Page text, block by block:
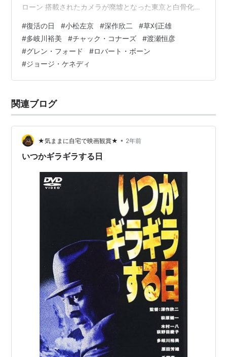
ローン 搭載されたカメラが廃墟となった東京と白骨化し
帰りたいと マクラウド艦長（チャック・コナーズ） に訴
えます 地震研究者で南極日本隊の吉住（草刈正雄）は別
れた恋人で 妊娠中だった則子（多岐川裕美）のことを思
い出していました アイディアは逸品 ストーリーそのもの
は面白かったです 問題は演技もヘタさと、演出のまずさ
#復活の日 #小松左京 #深作欣二 #草刈正雄
#多岐川裕美 #チャック・コナーズ #渡瀬恒彦
#グレン・フォード #ロバート・ボーン
#ジョージ・ケネディ
関連ブログ
★気ままに自宅で映画観賞★ • 2年前
いつかギラギラする日